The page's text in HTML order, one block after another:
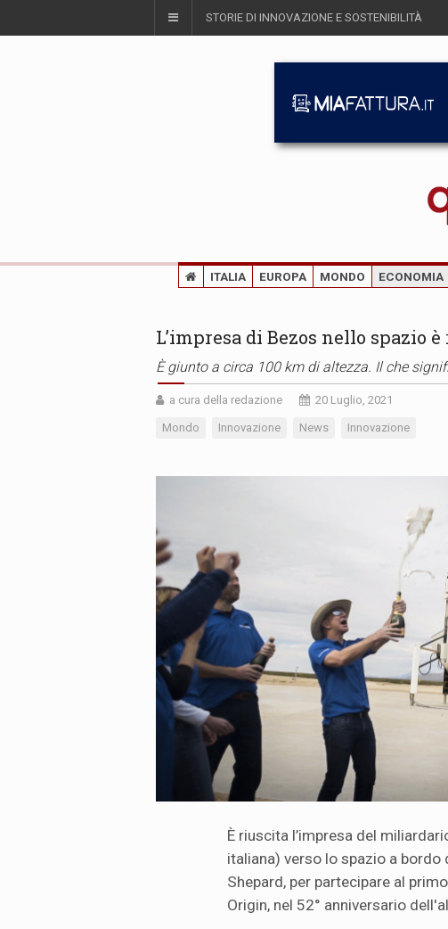
STORIE DI INNOVAZIONE E SOSTENIBILITÀ
ITALIA EUROPA MONDO ECONOMIA
L’impresa di Bezos nello spazio
È giunto a circa 100 km di altezza. Il che
a cura della redazione 20 Luglio, 2021
Mondo Innovazione News Innovazione
È riuscita l’impresa del
italiana) verso lo spazio a
Shepard, per partecipare al
Origin, nel 52° anniversario